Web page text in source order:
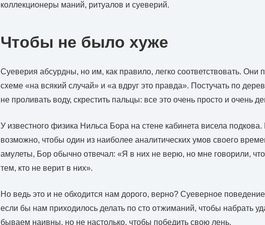
коллекционеры маний, ритуалов и суеверий.
Чтобы не было хуже
Суеверия абсурдны, но им, как правило, легко соответствовать. Они
схеме «на всякий случай» и «а вдруг это правда». Постучать по
не проливать воду, скрестить пальцы: все это очень просто и очень
У известного физика Нильса Бора на стене кабинета висела
возможно, чтобы один из наиболее аналитических умов своего
амулеты, Бор обычно отвечал: «Я в них не верю, но мне говорили,
тем, кто не верит в них».
Но ведь это и не обходится нам дорого, верно? Суеверное
если бы нам приходилось делать по сто отжиманий, чтобы набрать
бываем наивны, но не настолько, чтобы победить свою лень.